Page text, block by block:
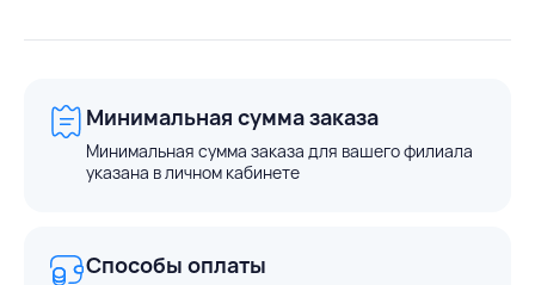
Минимальная сумма заказа
Минимальная сумма заказа для вашего филиала
указана в личном кабинете
Способы оплаты